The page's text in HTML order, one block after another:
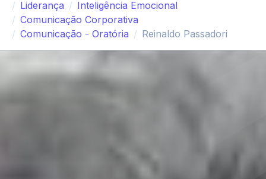
Liderança
Inteligência Emocional
Comunicação Corporativa
Comunicação - Oratória
Reinaldo Passadori